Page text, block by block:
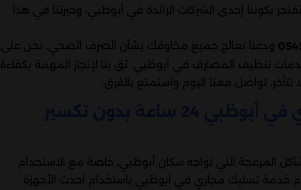
بكوننا إحدى الشركات الرائدة في أبوظبي، وخبرتنا في هذا
ودعنا نعالج جميع مخاوفك بشأن الصرف الصحي. نحن على
تنظيف المصارف في أبوظبي. ثق بنا لإنجاز المهمة بكفاءة
تواصل معنا اليوم واستمتع بالفرق.
المزعجة التي تواجه سكان أبوظبي، خاصة مع الاستخدام
خدمة تسليك مجاري في أبوظبي باستخدام أحدث الأجهزة